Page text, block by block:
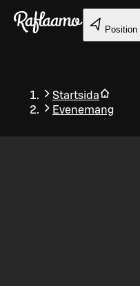
Gå till huvudinnehållet
Position
Startsida
Evenemang
Tillbaka